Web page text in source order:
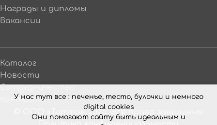
У нас тут все : печенье, тесто, булочки и немного
digital cookies
Они помогают сайту быть идеальным и
Награды и дипломы
Вакансии
Каталог
Новости
Сотрудничество
Контакты
© ООО «Титто». 2025. Все права защищены